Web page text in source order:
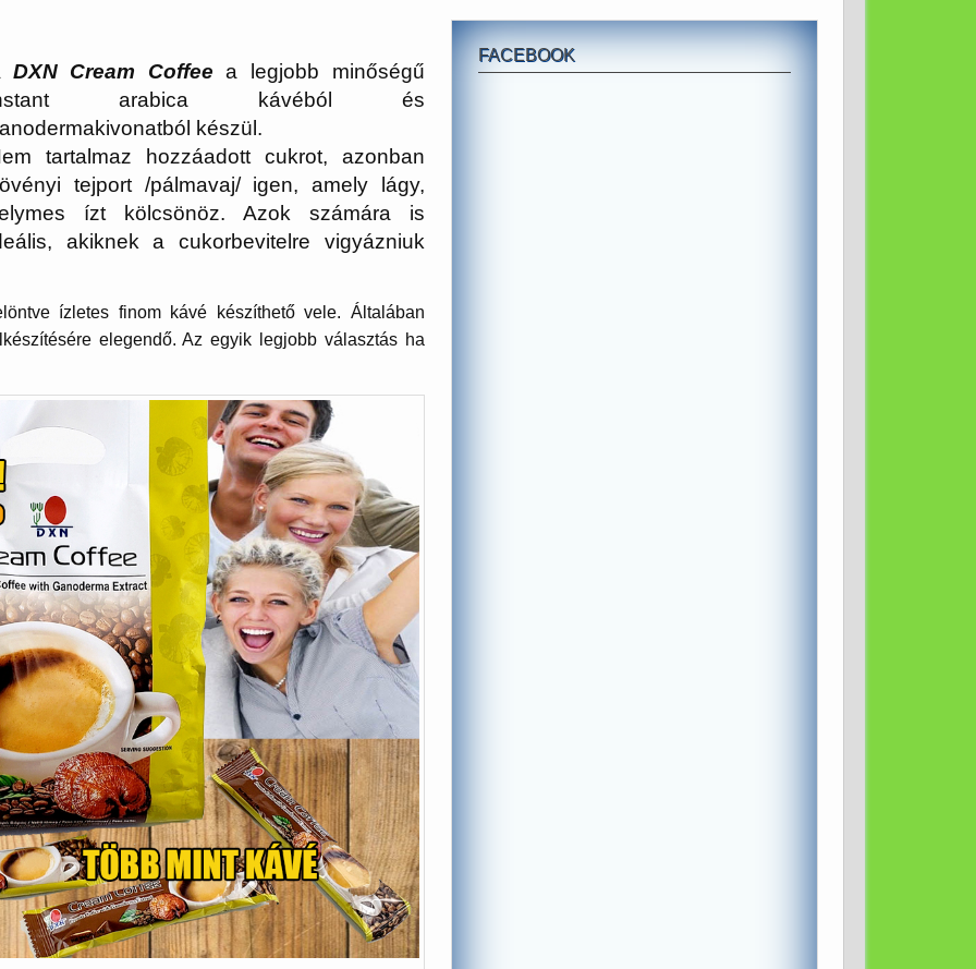
DXN Cream Coffee a legjobb minőségű
arabica kávéból és
készül.
tartalmaz hozzáadott cukrot, azonban
tejport /pálmavaj/ igen, amely lágy,
ízt kölcsönöz. Azok számára is
akiknek a cukorbevitelre vigyázniuk
ízletes finom kávé készíthető vele. Általában
elegendő. Az egyik legjobb választás ha
FACEBOOK